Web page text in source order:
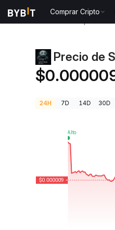
Comprar Cripto
Precio de
24H 7D 14D 30D